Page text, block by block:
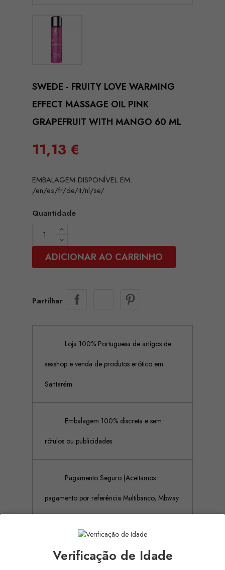
SWEDE - FRUITY LOVE WARMING
EFFECT MASSAGE OIL PINK
GRAPEFRUIT WITH MANGO 60 ML
11,13 €
EMBALAGEM DISPONÍVEL EM:
/en/es/fr/de/it/nl/se/
Quantidade
ADICIONAR AO CARRINHO
Partilhar
Loja 100% Portuguesa de artigos de
sexshop e venda de produtos erótico em
Santarém
Embalagem 100% discreta e sem
rótulos ou publicidades
Pagamento Seguro (Aceitamos
pagamento por referência Multibanco, Mbway
Detalhes do produto
Verificação de Idade